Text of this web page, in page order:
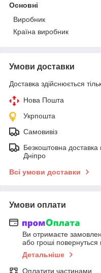
Основні
Виробник
Країна виробник
Умови доставки
Доставка здійснюється
Нова Пошта
Укрпошта
Самовивіз
Безкоштовна
Дніпро
Всі умови доставки
Умови оплати
Ви отримаєте
або гроші повернуться
Детальніше
Оплатити частинами